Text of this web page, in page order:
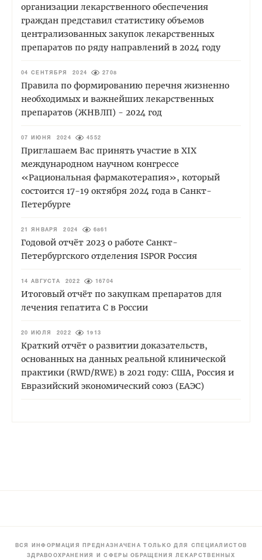
организации лекарственного обеспечения
граждан представил статистику объемов
централизованных закупок лекарственных
препаратов по ряду направлений в 2024 году
04 СЕНТЯБРЯ 2024 2708
Правила по формированию перечня жизненно
необходимых и важнейших лекарственных
препаратов (ЖНВЛП) - 2024 год
07 ИЮНЯ 2024 4552
Приглашаем Вас принять участие в XIХ
международном научном конгрессе
«Рациональная фармакотерапия», который
состоится 17-19 октября 2024 года в Санкт-
Петербурге
21 ЯНВАРЯ 2024 6861
Годовой отчёт 2023 о работе Санкт-
Петербургского отделения ISPOR Россия
14 АВГУСТА 2022 16704
Итоговый отчёт по закупкам препаратов для
лечения гепатита С в России
20 ИЮЛЯ 2022 1913
Краткий отчёт о развитии доказательств,
основанных на данных реальной клинической
практики (RWD/RWE) в 2021 году: США, Россия и
Евразийский экономический союз (ЕАЭС)
ВСЯ ИНФОРМАЦИЯ ПРЕДНАЗНАЧЕНА ТОЛЬКО ДЛЯ СПЕЦИАЛИСТОВ
ЗДРАВООХРАНЕНИЯ И СФЕРЫ ОБРАЩЕНИЯ ЛЕКАРСТВЕННЫХ